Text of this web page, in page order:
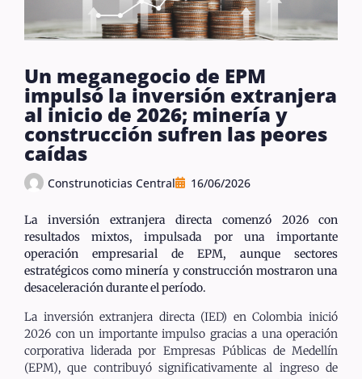
Un meganegocio de EPM
impulsó la inversión extranjera
al inicio de 2026; minería y
construcción sufren las peores
caídas
Construnoticias Central 16/06/2026
La inversión extranjera directa comenzó 2026 con
resultados mixtos, impulsada por una importante
operación empresarial de EPM, aunque sectores
estratégicos como minería y construcción mostraron una
desaceleración durante el período.
La inversión extranjera directa (IED) en Colombia inició
2026 con un importante impulso gracias a una operación
corporativa liderada por Empresas Públicas de Medellín
(EPM), que contribuyó significativamente al ingreso de